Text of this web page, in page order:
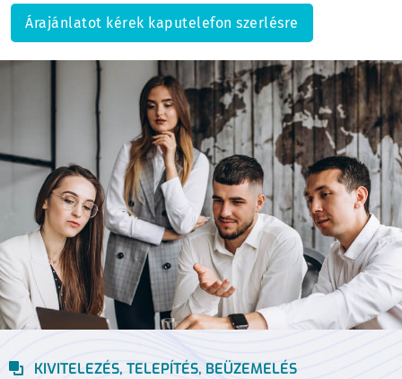
Árajánlatot kérek kaputelefon szerlésre
KIVITELEZÉS, TELEPÍTÉS, BEÜZEMELÉS